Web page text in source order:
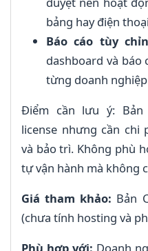
bảng hay điện
Báo cáo tùy
dashboard và báo
từng doanh
Điểm cần lưu ý: Bản
license nhưng cần chi
và bảo trì. Không phù
tự vận hành mà không
Giá tham khảo: Bản
(chưa tính hosting và
Phù hợp với: Doanh